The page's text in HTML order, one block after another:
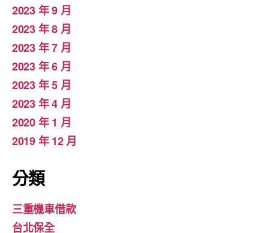
2023 年 9 月
2023 年 8 月
2023 年 7 月
2023 年 6 月
2023 年 5 月
2023 年 4 月
2020 年 1 月
2019 年 12 月
分類
三重機車借款
台北保全